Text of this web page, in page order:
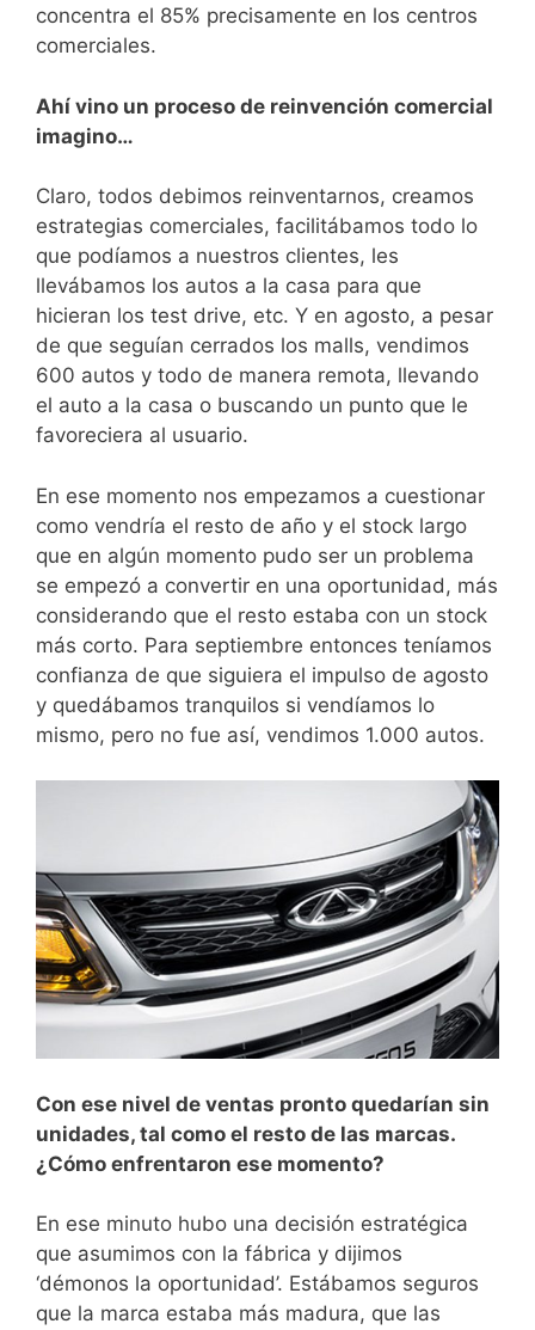
concentra el 85% precisamente en los centros
comerciales.
Ahí vino un proceso de reinvención comercial
imagino…
Claro, todos debimos reinventarnos, creamos
estrategias comerciales, facilitábamos todo lo
que podíamos a nuestros clientes, les
llevábamos los autos a la casa para que
hicieran los test drive, etc. Y en agosto, a pesar
de que seguían cerrados los malls, vendimos
600 autos y todo de manera remota, llevando
el auto a la casa o buscando un punto que le
favoreciera al usuario.
En ese momento nos empezamos a cuestionar
como vendría el resto de año y el stock largo
que en algún momento pudo ser un problema
se empezó a convertir en una oportunidad, más
considerando que el resto estaba con un stock
más corto. Para septiembre entonces teníamos
confianza de que siguiera el impulso de agosto
y quedábamos tranquilos si vendíamos lo
mismo, pero no fue así, vendimos 1.000 autos.
Con ese nivel de ventas pronto quedarían sin
unidades, tal como el resto de las marcas.
¿Cómo enfrentaron ese momento?
En ese minuto hubo una decisión estratégica
que asumimos con la fábrica y dijimos
‘démonos la oportunidad’. Estábamos seguros
que la marca estaba más madura, que las